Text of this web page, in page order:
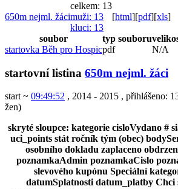
650m nejml. žáci
celkem: 13
muži: 13
kluci: 13
[html][pdf][xls]
soubor typ souboru
startovka Běh pro Hospicpdf N/A
startovní listina 650m nejml. žáci
start ~ 09:49:52 , 2014 - 2015 , přihlášeno:
žen)
skryté sloupce: kategorie cisloVydano #
uci_points stát ročník tým (obec)
osobního dokladu zaplaceno
poznamkaAdmin poznamkaCislo
slevového kupónu Speciální
datumSplatnosti datum_platby Chci